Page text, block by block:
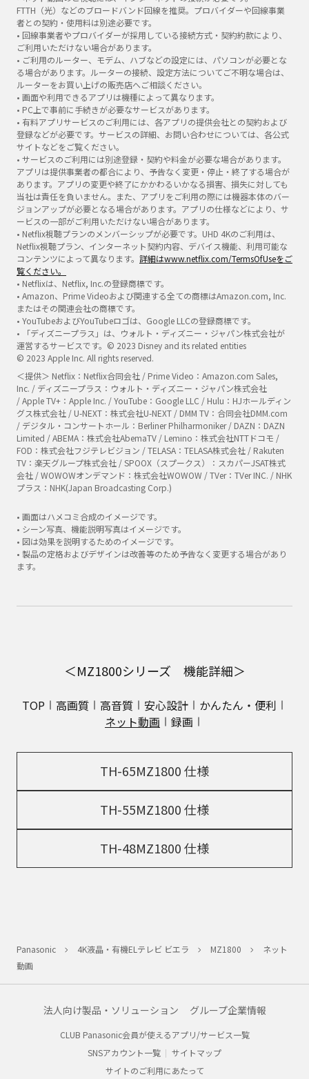
FTTH（光）などのブロードバンド回線を推奨。プロバイダーや回線事業
者との契約・使用料は別途必要です。
• 回線事業者やプロバイダーが採用している接続方式・契約約款により、
ご利用いただけない場合があります。
• ご利用のルーター、モデム、ハブなどの設定には、パソコンが必要とな
る場合があります。ルーターの接続、設定方法についてご不明な場合は、
ルーターをお買い上げの販売店へご相談ください。
• 画面や利用できるアプリは機種によって異なります。
• PC上で事前に手続きが必要なサービスがあります。
• 有料アプリサービスのご利用には、各アプリの提供会社との契約および
登録などが必要です。サービスの詳細、お問い合わせについては、各公式
サイトなどをご覧ください。
• サービスのご利用には別途登録・契約や料金が必要な場合があります。
アプリは提供事業者の都合により、予告なく変更・停止・終了する場合が
あります。アプリの変更や終了にかかわるいかなる損害、損失に対しても
当社は責任を負いません。また、アプリをご利用の際には機器本体のバー
ジョンアップが必要となる場合があります。アプリの仕様などにより、サ
ービスの一部がご利用いただけない場合があります。
• Netflix視聴プランのメンバーシップが必要です。UHD 4Kのご利用は、
Netflix視聴プラン、インターネット契約内容、デバイス機能、利用可能な
コンテンツによって異なります。 詳細はwww.netflix.com/TermsOfUseをご
覧ください。
• Netflixは、Netflix, Inc.の登録商標です。
• Amazon、Prime Videoおよび関連する全ての商標はAmazon.com, Inc.
またはその関連会社の商標です。
• YouTubeおよびYouTubeロゴは、Google LLCの登録商標です。
• 「ディズニープラス」は、ウォルト・ディズニー・ジャパン株式会社が
運営するサービスです。© 2023 Disney and its related entities
© 2023 Apple Inc. All rights reserved.
＜提供＞ Netflix：Netflix合同会社 / Prime Video：Amazon.com Sales,
Inc. / ディズニープラス：ウォルト・ディズニー・ジャパン株式会社
/ Apple TV+：Apple Inc. / YouTube：Google LLC / Hulu：HJホールディン
グス株式会社 / U-NEXT：株式会社U-NEXT / DMM TV：合同会社DMM.com
/ デジタル・コンサートホール：Berliner Philharmoniker / DAZN：DAZN
Limited / ABEMA：株式会社AbemaTV / Lemino：株式会社NTTドコモ /
FOD：株式会社フジテレビジョン / TELASA：TELASA株式会社 / Rakuten
TV：楽天グループ株式会社 / SPOOX（スプークス）：スカパーJSAT株式
会社 / WOWOWオンデマンド：株式会社WOWOW / TVer：TVer INC. / NHK
プラス：NHK(Japan Broadcasting Corp.)
• 画面はハメコミ合成のイメージです。
• シーン写真、機能説明写真はイメージです。
• 図は効果を説明するためのイメージです。
• 製品の定格およびデザインは改善等のため予告なく変更する場合があり
ます。
＜MZ1800シリーズ 機能詳細＞
TOP 高画質 高音質 安心設計
かんたん・便利
ネット動画
録画
TH-65MZ1800 仕様
TH-55MZ1800 仕様
TH-48MZ1800 仕様
Panasonic 4K液晶・有機ELテレビ ビエラ MZ1800
ネット
動画
法人向け製品・ソリューション グループ企業情報
CLUB Panasonic会員が使えるアプリ/サービス一覧
SNSアカウント一覧
サイトマップ
サイトのご利用にあたって